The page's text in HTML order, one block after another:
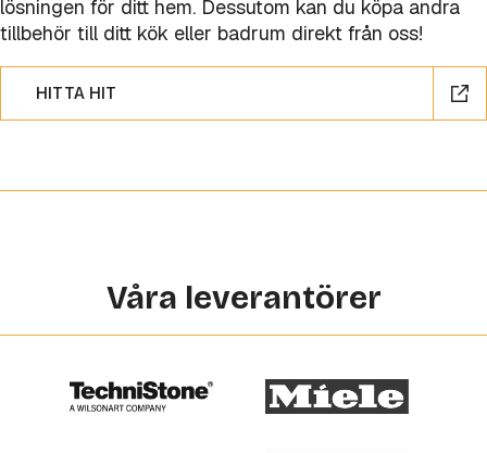
lösningen för ditt hem. Dessutom kan du köpa andra
tillbehör till ditt kök eller badrum direkt från oss!
HITTA HIT
Våra leverantörer